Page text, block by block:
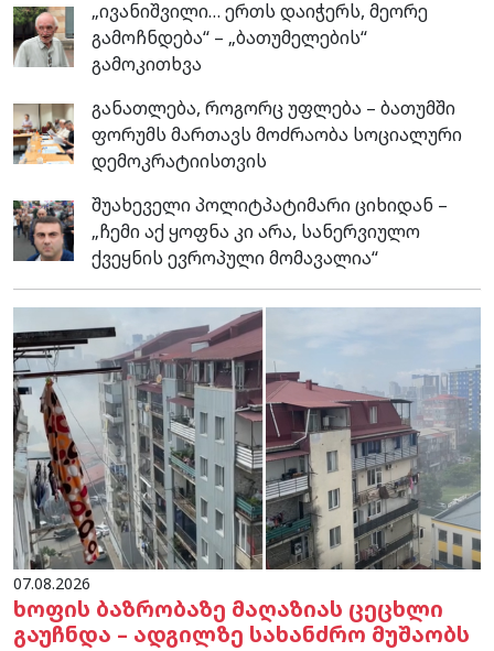
„ივანიშვილი… ერთს დაიჭერს, მეორე
გამოჩნდება“ – „ბათუმელების“
გამოკითხვა
განათლება, როგორც უფლება – ბათუმში
ფორუმს მართავს მოძრაობა სოციალური
დემოკრატიისთვის
შუახეველი პოლიტპატიმარი ციხიდან –
„ჩემი აქ ყოფნა კი არა, სანერვიულო
ქვეყნის ევროპული მომავალია“
07.08.2026
ხოფის ბაზრობაზე მაღაზიას ცეცხლი
გაუჩნდა – ადგილზე სახანძრო მუშაობს